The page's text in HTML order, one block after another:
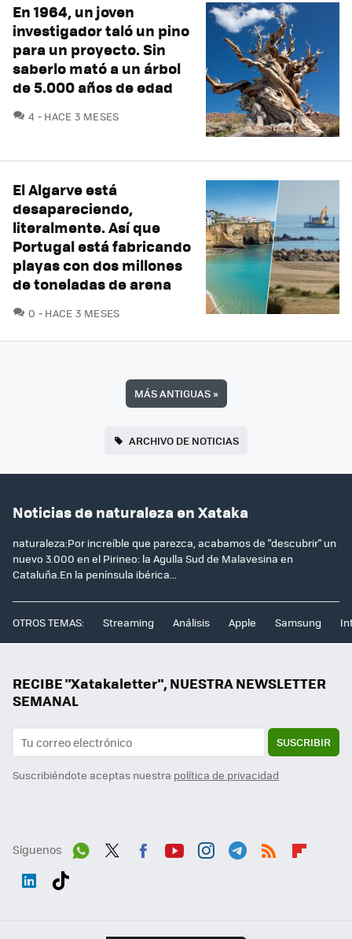
En 1964, un joven
investigador taló un pino
para un proyecto. Sin
saberlo mató a un árbol
de 5.000 años de edad
4 COMENTARIOS
HACE 3 MESES
El Algarve está
desapareciendo,
literalmente. Así que
Portugal está fabricando
playas con dos millones
de toneladas de arena
0 COMENTARIOS
HACE 3 MESES
MÁS ANTIGUAS»
ARCHIVO DE NOTICIAS
Noticias de naturaleza en Xataka
naturaleza:Por increíble que parezca, acabamos de "descubrir" un
nuevo 3.000 en el Pirineo: la Agulla Sud de Malavesina en
Cataluña.En la península ibérica...
OTROS TEMAS: Streaming Análisis Apple Samsung
RECIBE "Xatakaletter", NUESTRA NEWSLETTER
SEMANAL
SUSCRIBIR
Suscribiéndote aceptas nuestra política de privacidad
Síguenos